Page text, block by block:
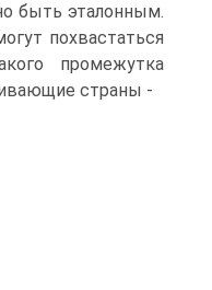
быть эталонным.
похвастаться
промежутка
страны -